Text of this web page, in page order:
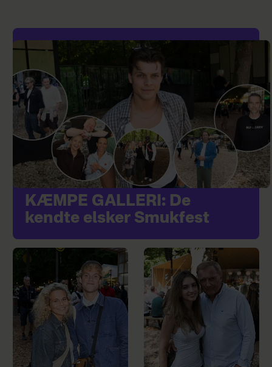
KÆMPE GALLERI: De
kendte elsker Smukfest